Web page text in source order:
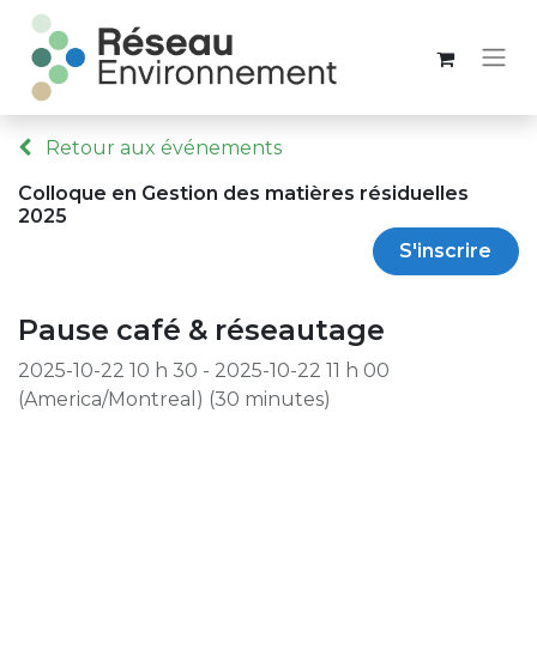
Retour aux événements
Colloque en Gestion des matières résiduelles
2025
S'inscrire
Pause café & réseautage
2025-10-22 10 h 30 - 2025-10-22 11 h 00
(America/Montreal ) (30 minutes)